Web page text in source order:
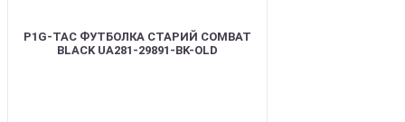
P1G-TAC ФУТБОЛКА СТАРИЙ COMBAT
BLACK UA281-29891-BK-OLD